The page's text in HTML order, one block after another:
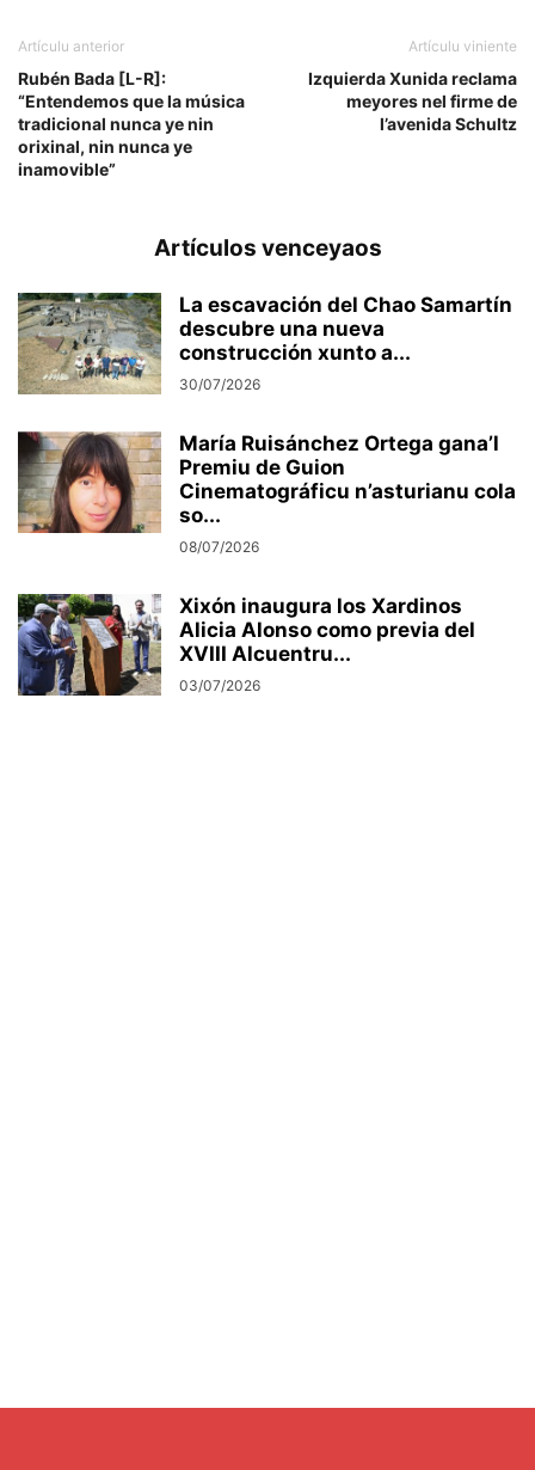
Artículu anterior
Rubén Bada [L-R]:
“Entendemos que la música
tradicional nunca ye nin
orixinal, nin nunca ye
inamovible”
Artículu viniente
Izquierda Xunida reclama
meyores nel firme de
l’avenida Schultz
Artículos venceyaos
La escavación del Chao Samartín
descubre una nueva
construcción xunto a...
30/07/2026
María Ruisánchez Ortega gana’l
Premiu de Guion
Cinematográficu n’asturianu cola
so...
08/07/2026
Xixón inaugura los Xardinos
Alicia Alonso como previa del
XVIII Alcuentru...
03/07/2026